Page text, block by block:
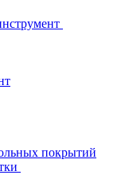
покрытий